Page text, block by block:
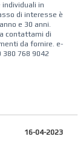
in
di interesse è
e 30 anni.
contattami di
da fornire. e-
768 9042
16-04-2023